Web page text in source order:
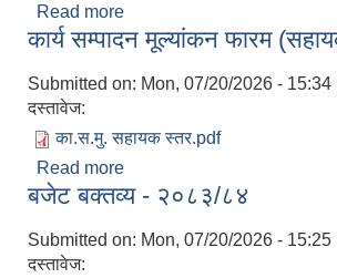
Read more
कार्य सम्पादन मूल्यांकन फारम
Submitted on: Mon, 07/20/2026 - 15:34
दस्तावेज:
का.स.मु. सहायक स्तर.pdf
Read more
बजेट बक्तव्य - २०८३/८४
Submitted on: Mon, 07/20/2026 - 15:25
दस्तावेज: